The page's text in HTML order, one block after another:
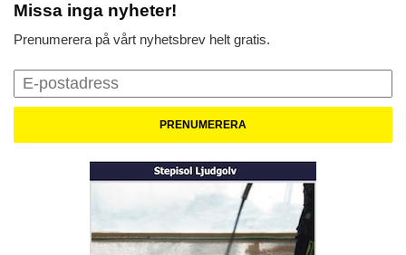
Missa inga nyheter!
Prenumerera på vårt nyhetsbrev helt gratis.